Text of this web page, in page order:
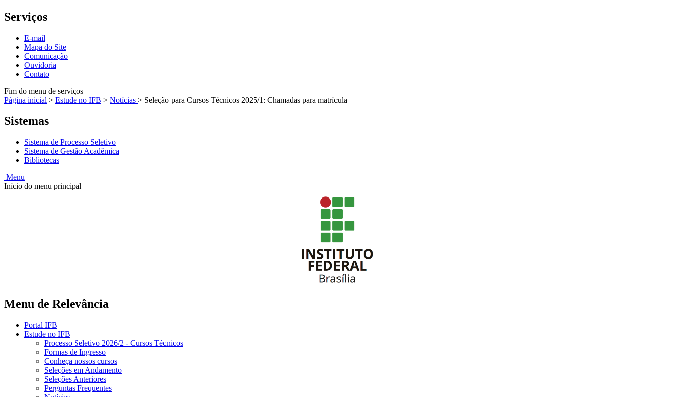
Serviços
E-mail
Mapa do Site
Comunicação
Ouvidoria
Contato
Fim do menu de serviços
Página inicial > Estude no IFB > Notícias > Seleção para Cursos Técnicos 2025/1: Chamadas para matrícula
Sistemas
Sistema de Processo Seletivo
Sistema de Gestão Acadêmica
Bibliotecas
Menu
Início do menu principal
Menu de Relevância
Portal IFB
Estude no IFB
Processo Seletivo 2026/2 - Cursos Técnicos
Formas de Ingresso
Conheça nossos cursos
Seleções em Andamento
Seleções Anteriores
Perguntas Frequentes